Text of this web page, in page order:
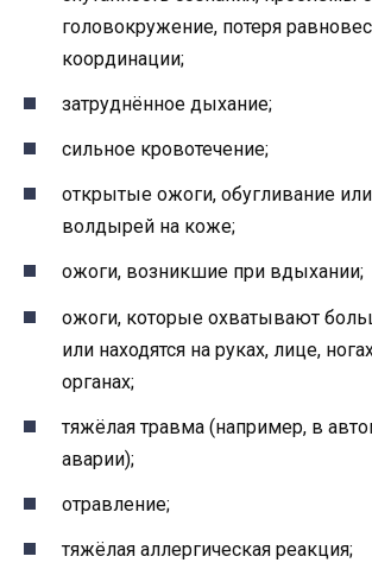
головокружение, потеря
координации;
затруднённое дыхание;
сильное кровотечение;
открытые ожоги, обугливание
волдырей на коже;
ожоги, возникшие при вдыхании;
ожоги, которые охватывают
или находятся на руках, лице,
органах;
тяжёлая травма (например, в
аварии);
отравление;
тяжёлая аллергическая реакция;